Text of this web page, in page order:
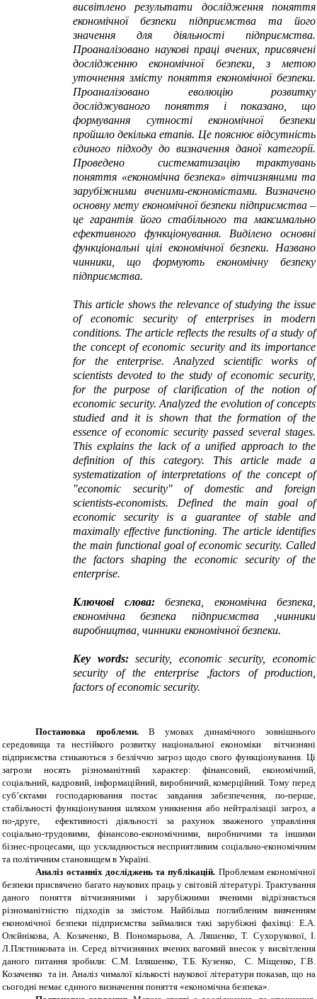
висвітлено результати дослідження поняття
економічної безпеки підприємства тайого
значення для діяльності підприємства.
Проаналізовано наукові праці вчених, присвячені
дослідженню економічної безпеки, з метою
уточнення змісту поняття економічної безпеки.
Проаналізовано еволюцію розвитку
досліджуваного поняття і показано, що
формування сутності економічної безпеки
пройшло декілька етапів. Це пояснює відсутність
єдиного підходу до визначення даної категорії.
Проведено систематизацію трактувань
поняття «економічна безпека» вітчизняними та
зарубіжними вченими-економістами. Визначено
основну мету економічної безпеки підприємства –
це гарантія його стабільного та максимально
ефективного функціонування. Виділено основні
функціональні цілі економічної безпеки. Названо
чинники, що формують економічну безпеку
підприємства.
This article shows the relevance of studying the issue
of economic security of enterprises in modern
conditions. The article reflects the results of a study of
the concept of economic security and its importance
for the enterprise. Analyzed scientific works of
scientists devoted to the study of economic security,
for the purpose of clarification of the notion of
economic security. Analyzed the evolution of concepts
studied and it is shown that the formation of the
essence of economic security passed several stages.
This explains the lack of a unified approach to the
definition of this category. This article made a
systematization of interpretations of the concept of
"economic security" of domestic and foreign
scientists-economists. Defined the main goal of
economic security is a guarantee of stable and
maximally effective functioning. The article identifies
the main functional goal of economic security. Called
the factors shaping the economic security of the
enterprise.
Ключовіслова: безпека економічна безпека
економічна
безпека підприємства,чинники
виробництва чинники економічноїбезпеки.
Key words:security, economic security, economic
security of the enterprise ,factors of production,
factors of economic security.
Постановка проблеми. В умовах динамічного зовнішнього
середовища та нестійкого розвитку національної економіки вітчизняні
підприємства стикаються з безліччю загроз щодо свого функціонування. Ці
загрози носять різноманітний характер: фінансовий, економічний,
соціальний, кадровий, інформаційний, виробничий, комерційний. Тому перед
суб’єктами господарювання постає завдання забезпечення, по-перше,
стабільності функціонування шляхом уникнення або нейтралізації загроз, а
по-друге, ефективності діяльності за рахунок зваженого управління
соціально-трудовими, фінансово-економічними, виробничими та іншими
бізнес-процесами, що ускладнюється несприятливим соціально-економічним
та політичним становищем в Україні.
Аналіз останніх досліджень та публікацій. Проблемам економічної
безпеки присвячено багато наукових праць у світовій літературі. Трактування
даного поняття вітчизняними і зарубіжними вченими відрізняється
різноманітністю підходів за змістом. Найбільш поглибленим вивченням
економічної безпеки підприємства займалися такі зарубіжні фахівці: Е.А.
Олєйнікова, А. Козаченко, В. Пономарьова, А. Ляшенко, Т. Сухорукової, І.
Л.Плєтниковата ін. Серед вітчизняних вчених вагомий внесок у висвітлення
даного питання зробили: С.М. Ілляшенко, Т.Б. Кузенко,
С. Міщенко, Г.В.
Козаченко та ін. Аналіз чималої кількості наукової літератури показав, що на
сьогодні немає єдиного визначення поняття «економічна безпека».